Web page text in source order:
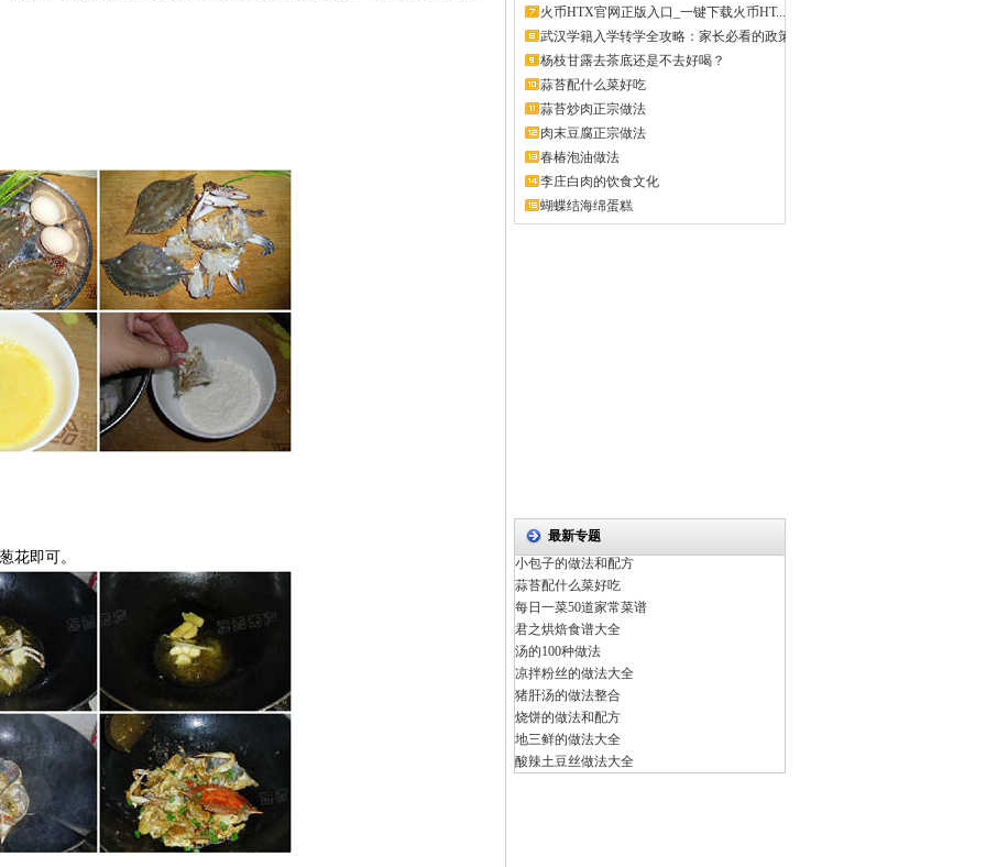
即可。
火币HTX官网正版入口_一键下载火币HT...
武汉学籍入学转学全攻略：家长必看的政策
解...
杨枝甘露去茶底还是不去好喝？
蒜苔配什么菜好吃
蒜苔炒肉正宗做法
肉末豆腐正宗做法
春椿泡油做法
李庄白肉的饮食文化
蝴蝶结海绵蛋糕
最新专题
小包子的做法和配方
蒜苔配什么菜好吃
每日一菜50道家常菜谱
君之烘焙食谱大全
汤的100种做法
凉拌粉丝的做法大全
猪肝汤的做法整合
烧饼的做法和配方
地三鲜的做法大全
酸辣土豆丝做法大全